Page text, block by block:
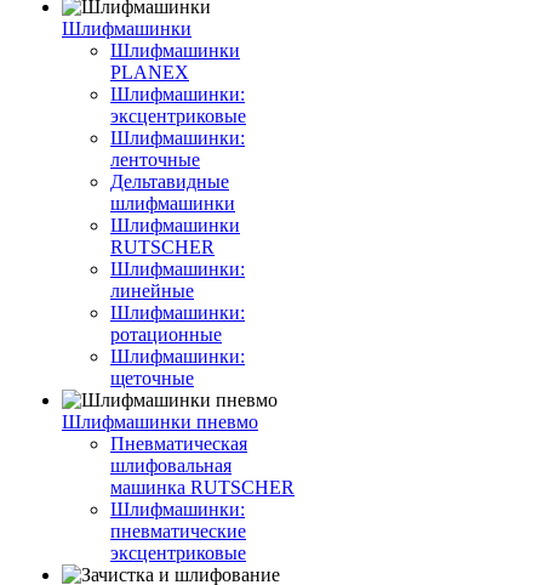
Шлифмашинки
Шлифмашинки
PLANEX
Шлифмашинки:
эксцентриковые
Шлифмашинки:
ленточные
Дельтавидные
шлифмашинки
Шлифмашинки
RUTSCHER
Шлифмашинки:
линейные
Шлифмашинки:
ротационные
Шлифмашинки:
щеточные
Шлифмашинки пневмо
Пневматическая
шлифовальная
машинка RUTSCHER
Шлифмашинки:
пневматические
эксцентриковые